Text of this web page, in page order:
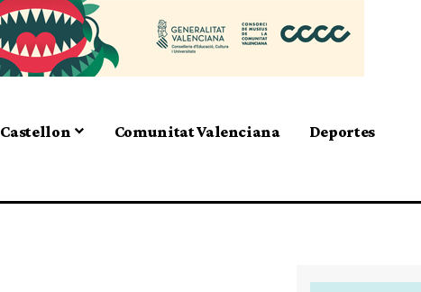
Castellon Comunitat Valenciana Deportes